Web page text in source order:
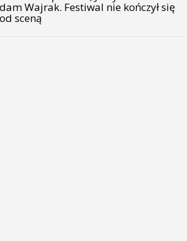
Wajrak. Festiwal nie kończył się
sceną